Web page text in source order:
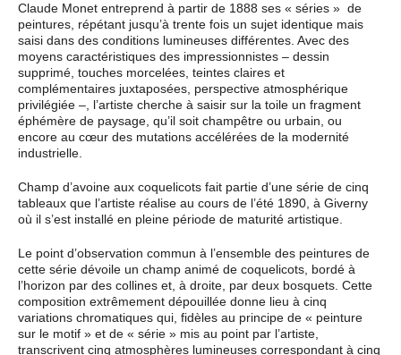
Claude Monet entreprend à partir de 1888 ses « séries » de
peintures, répétant jusqu’à trente fois un sujet identique mais
saisi dans des conditions lumineuses différentes. Avec des
moyens caractéristiques des impressionnistes – dessin
supprimé, touches morcelées, teintes claires et
complémentaires juxtaposées, perspective atmosphérique
privilégiée –, l’artiste cherche à saisir sur la toile un fragment
éphémère de paysage, qu’il soit champêtre ou urbain, ou
encore au cœur des mutations accélérées de la modernité
industrielle.
Champ d’avoine aux coquelicots fait partie d’une série de cinq
tableaux que l’artiste réalise au cours de l’été 1890, à Giverny
où il s’est installé en pleine période de maturité artistique.
Le point d’observation commun à l’ensemble des peintures de
cette série dévoile un champ animé de coquelicots, bordé à
l’horizon par des collines et, à droite, par deux bosquets. Cette
composition extrêmement dépouillée donne lieu à cinq
variations chromatiques qui, fidèles au principe de « peinture
sur le motif » et de « série » mis au point par l’artiste,
transcrivent cinq atmosphères lumineuses correspondant à cinq